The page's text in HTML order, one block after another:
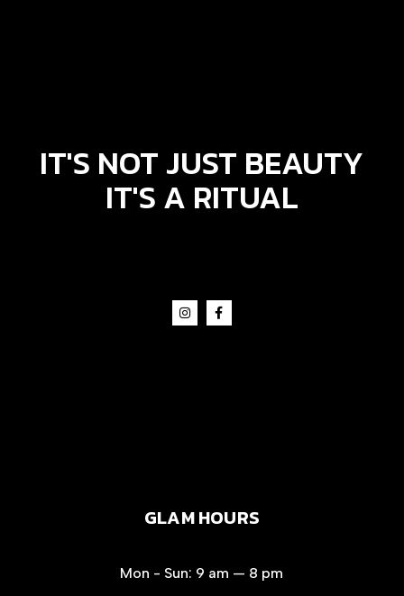
IT'S NOT JUST BEAUTY
IT'S A RITUAL
GLAM HOURS
Mon - Sun: 9 am — 8 pm